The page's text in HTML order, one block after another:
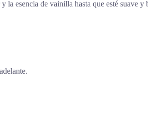
la esencia de vainilla hasta que esté suave